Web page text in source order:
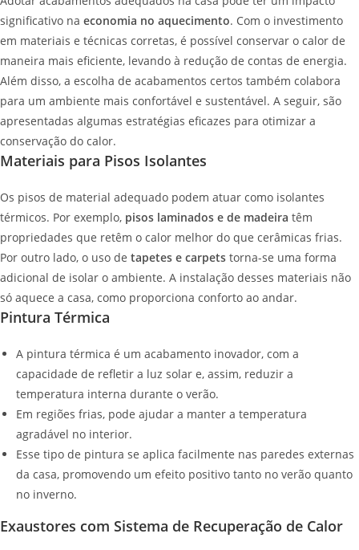
significativo na economia no aquecimento. Com o investimento
em materiais e técnicas corretas, é possível conservar o calor de
maneira mais eficiente, levando à redução de contas de energia.
Além disso, a escolha de acabamentos certos também colabora
para um ambiente mais confortável e sustentável. A seguir, são
apresentadas algumas estratégias eficazes para otimizar a
conservação do calor.
Materiais para Pisos Isolantes
Os pisos de material adequado podem atuar como isolantes
térmicos. Por exemplo, pisos laminados e de madeira têm
propriedades que retêm o calor melhor do que cerâmicas frias.
Por outro lado, o uso de tapetes e carpets torna-se uma forma
adicional de isolar o ambiente. A instalação desses materiais não
só aquece a casa, como proporciona conforto ao andar.
Pintura Térmica
A pintura térmica é um acabamento inovador, com a
capacidade de refletir a luz solar e, assim, reduzir a
temperatura interna durante o verão.
Em regiões frias, pode ajudar a manter a temperatura
agradável no interior.
Esse tipo de pintura se aplica facilmente nas paredes externas
da casa, promovendo um efeito positivo tanto no verão quanto
no inverno.
Exaustores com Sistema de Recuperação de Calor